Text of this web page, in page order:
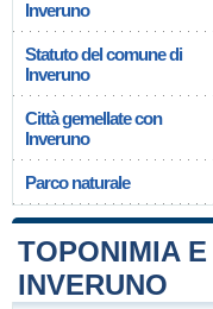
Inveruno
Statuto del comune di
Inveruno
Città gemellate con
Inveruno
Parco naturale
TOPONIMIA
INVERUNO